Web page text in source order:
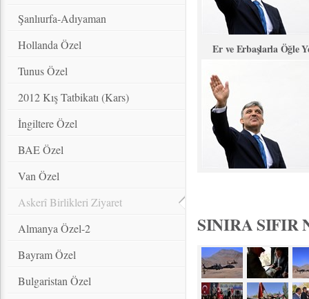
Şanlıurfa-Adıyaman
Hollanda Özel
Tunus Özel
2012 Kış Tatbikatı (Kars)
İngiltere Özel
BAE Özel
Van Özel
Askerî Birlikleri Ziyaret
Almanya Özel-2
Bayram Özel
Bulgaristan Özel
Er ve Erbaşlarla Öğle
SINIRA SIFIR